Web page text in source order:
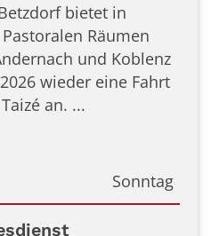
bietet in
Räumen
und Koblenz
wieder eine Fahrt
an. ...
Sonntag